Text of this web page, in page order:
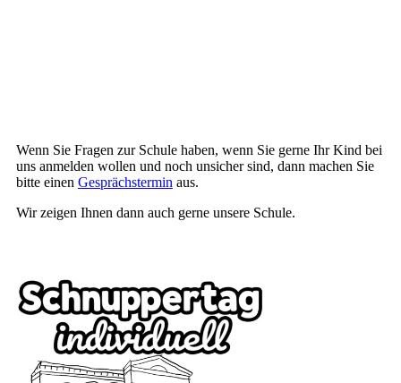
Wenn Sie Fragen zur Schule haben, wenn Sie gerne Ihr Kind bei
uns anmelden wollen und noch unsicher sind, dann machen Sie
bitte einen Gesprächstermin aus.
Wir zeigen Ihnen dann auch gerne unsere Schule.